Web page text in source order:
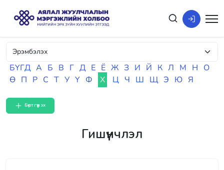
БҮГД А Б В Г Д Е Ё Ж З И Й К Л М Н О
Ө П Р С Т У Ү Ф Х Ц Ч Ш Щ Э Ю Я
Бүртгүүлэх
Гишүүнчлэл